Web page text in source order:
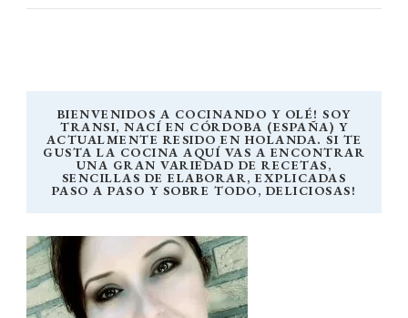
BIENVENIDOS A COCINANDO Y OLÉ! SOY
TRANSI, NACÍ EN CÓRDOBA (ESPAÑA) Y
ACTUALMENTE RESIDO EN HOLANDA. SI TE
GUSTA LA COCINA AQUÍ VAS A ENCONTRAR
UNA GRAN VARIEDAD DE RECETAS,
SENCILLAS DE ELABORAR, EXPLICADAS
PASO A PASO Y SOBRE TODO, DELICIOSAS!